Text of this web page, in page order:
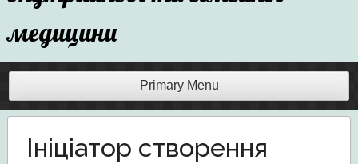
медицини
Primary Menu
Ініціатор створення